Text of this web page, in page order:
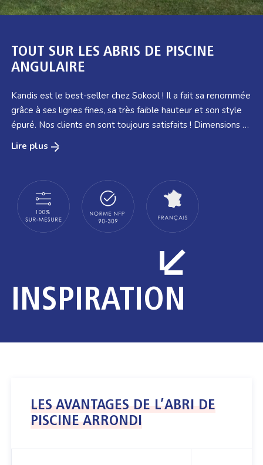
TOUT SUR LES ABRIS DE PISCINE
ANGULAIRE
Kandis est le best-seller chez Sokool ! Il a fait sa renommée
grâce à ses lignes fines, sa très faible hauteur et son style
épuré. Nos clients en sont toujours satisfaits ! Dimensions A
partir de 14 cm de hauteur intérieure au faîtage à l’angle du
premier élément Largeur sur-mesure
INSPIRATION
LES AVANTAGES DE L’ABRI DE
PISCINE ARRONDI